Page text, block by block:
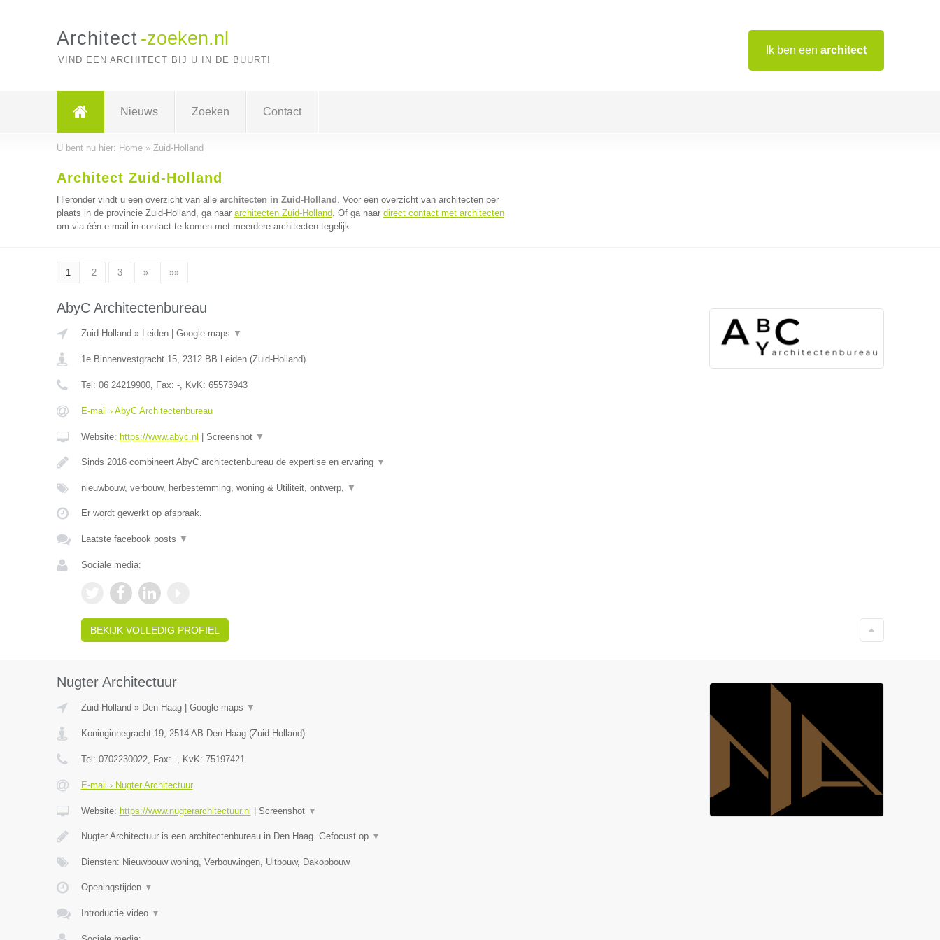
Ik ben een architect
Architect -zoeken.nl
VIND EEN ARCHITECT BIJ U IN DE BUURT!
Nieuws Zoeken Contact
U bent nu hier: Home» Zuid-Holland
Architect Zuid-Holland
Hieronder vindt u een overzicht van alle architecten in Zuid-Holland . Voor een overzicht van architecten per
plaats in de provincie Zuid-Holland, ga naar architecten Zuid-Holland. Of ga naar direct contact met architecten
om via één e-mail in contact te komen met meerdere architecten tegelijk.
1 2 3 » »»
AbyC Architectenbureau
Zuid-Holland » Leiden| Google maps ▼
1e Binnenvestgracht 15, 2312 BB Leiden(Zuid-Holland)
Tel: 06 24219900, Fax: -, KvK: 65573943
E-mail › AbyC Architectenbureau
Website: https://www.abyc.nl Screenshot ▼
Sinds 2016 combineert AbyC architectenbureau de expertise en ervaring ▼
nieuwbouw, verbouw, herbestemming, woning & Utiliteit, ontwerp, ▼
Er wordt gewerkt op afspraak.
Laatste facebook posts ▼
Sociale media:
BEKIJK VOLLEDIG PROFIEL
Nugter Architectuur
Zuid-Holland » Den Haag| Google maps ▼
Koninginnegracht 19, 2514 AB Den Haag(Zuid-Holland)
Tel: 0702230022, Fax: -, KvK: 75197421
E-mail › Nugter Architectuur
Website: https://www.nugterarchitectuur.nl Screenshot ▼
Nugter Architectuur is een architectenbureau in Den Haag. Gefocust op ▼
Diensten: Nieuwbouw woning, Verbouwingen, Uitbouw, Dakopbouw
Openingstijden ▼
Introductie video ▼